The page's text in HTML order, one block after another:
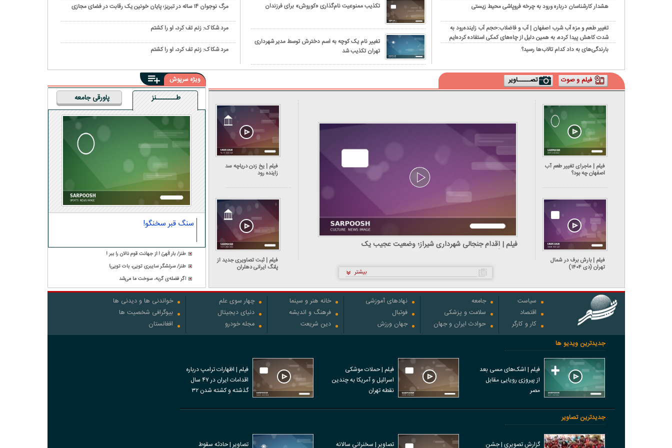
هشدار کارشناسان درباره ورود به چرخه فروپاشی محیط‌ زیستی
تغییر طعم و مزه آب شرب اصفهان | آب و فاضلاب:حجم آب زاینده‌رود به
شدت کاهش پیدا کرده، به همین دلیل از چاه‌های کمکی استفاده کرده‌ایم
بارندگی‌های به داد کدام تالاب‌ها رسید؟
تکذیب ممنوعیت نام‌گذاری «کوروش» برای فرزندان
تغییر نام یک کوچه به اسم دخترش توسط مدیر شهرداری
تهران تکذیب شد
مرگ نوجوان ۱۴ ساله در تبریز؛ پایان خونین یک رقابت در فضای مجازی
مرد شکاک: زنم تف کرد، او را کشتم
مرد شکاک: زنم تف کرد، او را کشتم
فیلم و صوت
فیلم | اقدام جنجالی شهرداری شیراز؛ وضعیت عجیب یک
سرعت‌گیر و پرواز اتوبوس‌های شهری!
فیلم | ماجرای تغییر طعم آب
اصفهان چه بود؟
فیلم | بارش برف در شمال
تهران (دی ۱۴۰۴)
فیلم | یخ زدن دریاچه سد
زاینده‌ رود
فیلم | ثبت تصاویری جدید از
پلنگ ایرانی دهلران بیشتر
تصـــــاویر ویژه سرپوش
طــــــــنز
سنگ قبر سخنگو!
طنز/ بار الٰهیٰ ! از جهانت قوم نالان را ببر !
طنز/ سرلشگر سایبری تویی، بات تویی!
اگر فضله‌ی گربه، سوخت ما می‌شد
پاورقی جامعه
سیاست
اقتصاد
کار و کارگر
جامعه
سلامت و پزشکی
حوادث ایران و جهان
نهادهای آموزشی
فوتبال
جهان ورزش
خانه هنر و سینما
فرهنگ و اندیشه
دین شریعت
چهار سوی علم
دنیای دیجیتال
مجله خودرو
خواندنی ها و دیدنی ها
بیوگرافی شخصیت ها
افغانستان
جدیدترین ویدیو ها
فیلم | اشک‌های مسی بعد
از پیروزی رویایی مقابل
مصر
فیلم | حملات موشکی
اسرائیل و آمریکا به چندین
نقطه تهران
فیلم | اظهارات ترامپ درباره
اقدامات ایران در ۴۷ سال
گذشته و کشته شدن ۳۲
جدیدترین تصاویر
گزارش تصویری | جشن تصاویر | سخنرانی سالانه تصاویر | حادثه سقوط